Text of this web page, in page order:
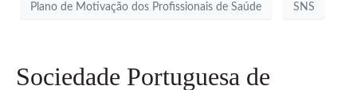
Plano de Motivação dos Profissionais de Saúde SNS
Sociedade Portuguesa de